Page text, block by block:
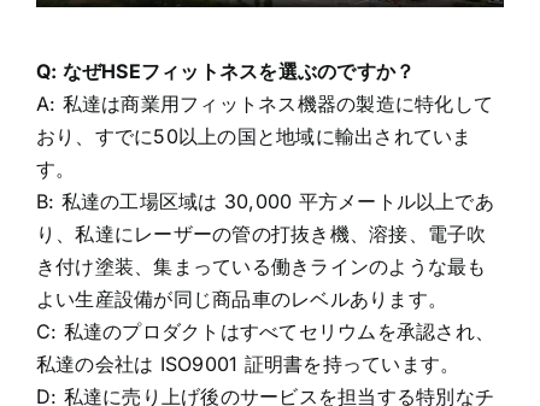
Q: なぜHSEフィットネスを選ぶのですか？
A: 私達は商業用フィットネス機器の製造に特化して
おり、すでに50以上の国と地域に輸出されていま
す。
B: 私達の工場区域は 30,000 平方メートル以上であ
り、私達にレーザーの管の打抜き機、溶接、電子吹
き付け塗装、集まっている働きラインのような最も
よい生産設備が同じ商品車のレベルあります。
C: 私達のプロダクトはすべてセリウムを承認され、